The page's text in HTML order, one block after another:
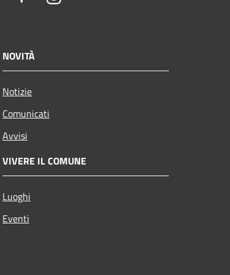
NOVITÀ
Notizie
Comunicati
Avvisi
VIVERE IL COMUNE
Luoghi
Eventi